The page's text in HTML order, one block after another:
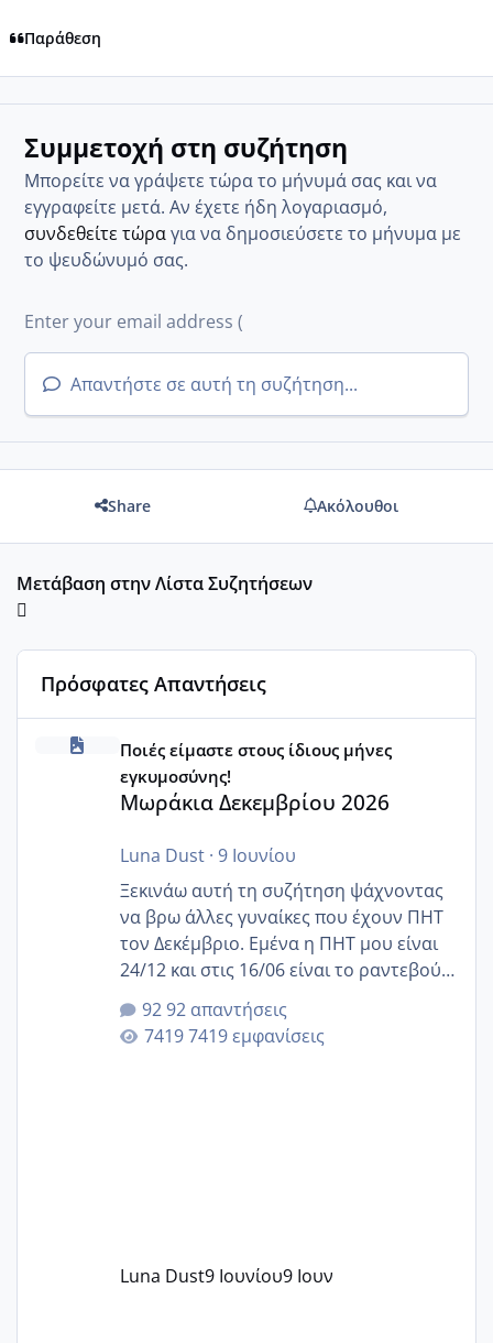
Παράθεση
Συμμετοχή στη συζήτηση
Μπορείτε να γράψετε τώρα το μήνυμά σας και να
εγγραφείτε μετά. Αν έχετε ήδη λογαριασμό,
συνδεθείτε τώραγια να δημοσιεύσετε το μήνυμα με
το ψευδώνυμό σας.
Απαντήστε σε αυτή τη συζήτηση...
Share Ακόλουθοι
Μετάβαση στην Λίστα Συζητήσεων
Πρόσφατες Απαντήσεις
Μωράκια Δεκεμβρίου 2026
Ποιές είμαστε στους ίδιους μήνες
εγκυμοσύνης!
Μωράκια Δεκεμβρίου 2026
Luna Dust· 9 Ιουνίου
Ξεκινάω αυτή τη συζήτηση ψάχνοντας
να βρω άλλες γυναίκες που έχουν ΠΗΤ
τον Δεκέμβριο. Εμένα η ΠΗΤ μου είναι
24/12 και στις 16/06 είναι το ραντεβού
της αυχενικής διαφάνειας. Έχω αρκετό
άγχος και οι μέρες δεν φαίνεται να
περνάνε με τίποτα.
92 απαντήσεις
7419 εμφανίσεις
Luna Dust9 Ιουνίου9 Ιουν